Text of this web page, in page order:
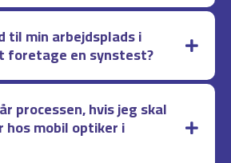
til min arbejdsplads i
foretage en synstest?
processen, hvis jeg skal
hos mobil optiker i